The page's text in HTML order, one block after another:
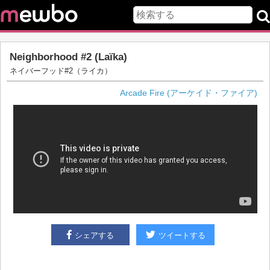
Neighborhood #2 (Laïka)
ネイバーフッド#2（ライカ）
Arcade Fire (アーケイド・ファイア)
シェアする ツイートする